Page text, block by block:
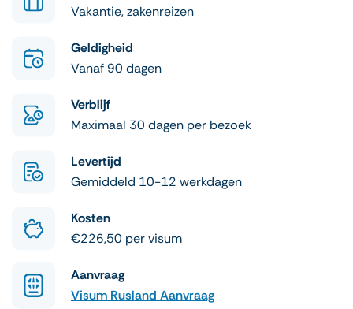
Vakantie, zakenreizen
Geldigheid
Vanaf 90 dagen
Verblijf
Maximaal 30 dagen per bezoek
Levertijd
Gemiddeld 10-12 werkdagen
Kosten
€226,50 per visum
Aanvraag
Visum Rusland Aanvraag